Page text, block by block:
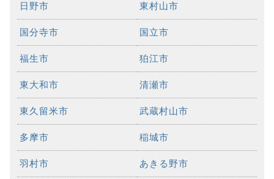
日野市 東村山市
国分寺市 国立市
福生市 狛江市
東大和市 清瀬市
東久留米市 武蔵村山市
多摩市 稲城市
羽村市 あきる野市